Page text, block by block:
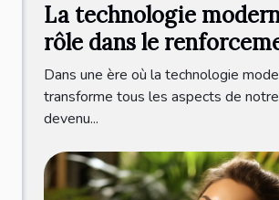
La technologie
rôle dans le
mâchoire
Dans une ère où la technologie
transforme tous les aspects de
devenu...